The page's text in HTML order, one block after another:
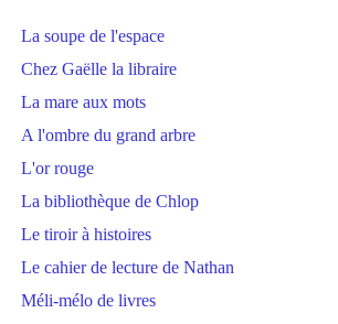
La soupe de l'espace
Chez Gaëlle la libraire
La mare aux mots
A l'ombre du grand arbre
L'or rouge
La bibliothèque de Chlop
Le tiroir à histoires
Le cahier de lecture de Nathan
Méli-mélo de livres